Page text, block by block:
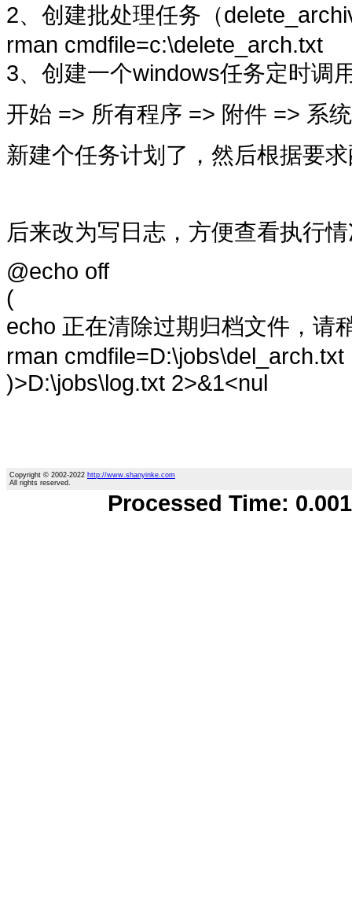
2、创建批处理任务（
rman cmdfile=c:\delete_arch.txt
3、创建一个windows任务定时调
开始 => 所有程序 => 附件 => 系
新建个任务计划了，然后根据要
后来改为写日志，方便查看执行
@echo off
(
echo 正在清除过期归档文件，请
rman cmdfile=D:\jobs\del_arch.txt
)>D:\jobs\log.txt 2>&1<nul
Copyright © 2002-2022 http://www.shanyinke.com
All rights reserved.
Processed Time: